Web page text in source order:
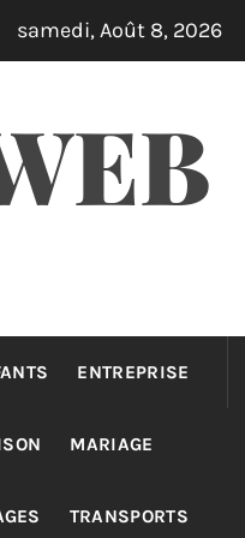
pro : différences taxi, vtc et loti
samedi, Août 8, 2026
ENTREPRISE
MARIAGE
TRANSPORTS